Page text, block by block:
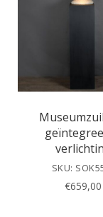
SKU:
€659,00